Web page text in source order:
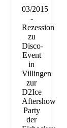
03/2015
-
Rezession
zu
Disco-
Event
in
Villingen
zur
D2Ice
Aftershow
Party
der